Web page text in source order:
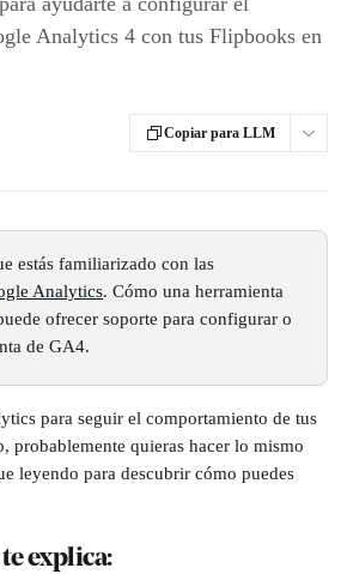
Analytics 4 con tus Flipbooks en
Copiar para LLM
estás familiarizado con las
Analytics. Cómo una herramienta
ofrecer soporte para configurar o
de GA4.
para seguir el comportamiento de tus
probablemente quieras hacer lo mismo
leyendo para descubrir cómo puedes
explica: